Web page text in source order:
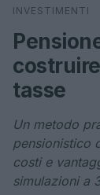
Cerca
INVESTIMENTI
tasse
Un metodo
pensionistico
costi e
simulazioni a